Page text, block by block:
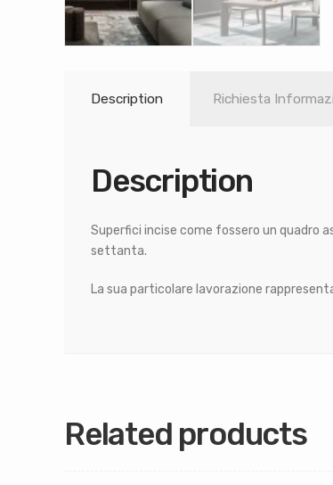
Description Richiesta
Description
Superfici incise come fossero un quadro
settanta.
La sua particolare lavorazione
Related products